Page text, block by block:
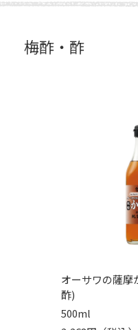
梅酢・酢
オーサワの薩摩
酢)
500ml